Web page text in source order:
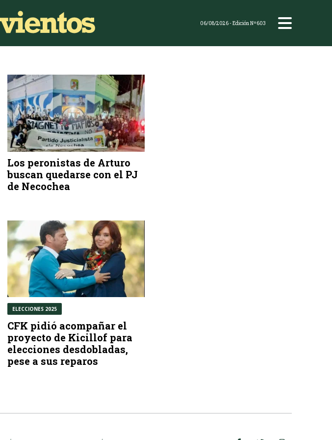
06/08/2026- Edición Nº603
Los peronistas de Arturo
buscan quedarse con el PJ
de Necochea
ELECCIONES 2025
CFK pidió acompañar el
proyecto de Kicillof para
elecciones desdobladas,
pese a sus reparos